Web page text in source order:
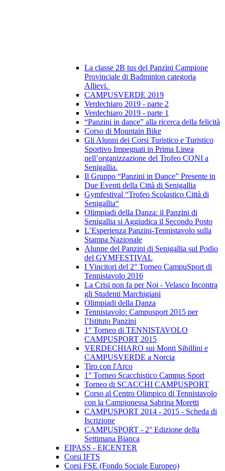
La classe 2B tus del Panzini Campione
Provinciale di Badminton categoria
Allievi.
CAMPUSVERDE 2019
Verdechiaro 2019 - parte 2
Verdechiaro 2019 - parte 1
“Panzini in dance” alla ricerca della felicità
Corso di Mountain Bike
Gli Alunni dei Corsi Turistico e Turistico
Sportivo Impegnati in Prima Linea
nell’organizzazione del Trofeo CONI a
Senigallia.
Il Gruppo “Panzini in Dance” Presente in
Due Eventi della Città di Senigallia
Gymfestival “Trofeo Scolastico Città di
Senigallia“
Olimpiadi della Danza: il Panzini di
Senigallia si Aggiudica il Secondo Posto
L’Esperienza Panzini-Tennistavolo sulla
Stampa Nazionale
Alunne del Panzini di Senigallia sul Podio
del GYMFESTIVAL
I Vincitori del 2° Torneo CampuSport di
Tennistavolo 2016
La Crisi non fa per Noi - Velasco Incontra
gli Studenti Marchigiani
Olimpiadi della Danza
Tennistavolo: Campusport 2015 per
l’Istituto Panzini
1° Torneo di TENNISTAVOLO
CAMPUSPORT 2015
VERDECHIARO sui Monti Sibillini e
CAMPUSVERDE a Norcia
Tiro con l'Arco
1° Torneo Scacchistico Campus Sport
Torneo di SCACCHI CAMPUSPORT
Corso al Centro Olimpico di Tennistavolo
con la Campionessa Sabrina Moretti
CAMPUSPORT 2014 - 2015 - Scheda di
Iscrizione
CAMPUSPORT - 2° Edizione della
Settimana Bianca
EIPASS - EICENTER
Corsi IFTS
Corsi FSE (Fondo Sociale Europeo)